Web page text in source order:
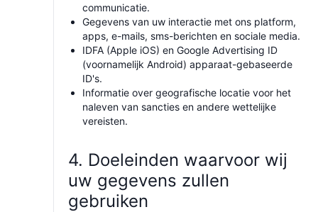
communicatie.
Gegevens van uw interactie met ons platform,
apps, e-mails, sms-berichten en sociale media.
IDFA (Apple iOS) en Google Advertising ID
(voornamelijk Android) apparaat-gebaseerde
ID's.
Informatie over geografische locatie voor het
naleven van sancties en andere wettelijke
vereisten.
4. Doeleinden waarvoor wij
uw gegevens zullen
gebruiken